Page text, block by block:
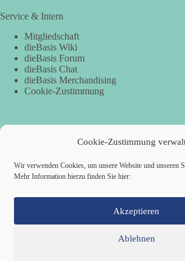
Cookie-Zustimmung
Wir verwenden Cookies, um unsere Website und unseren
Mehr Information hierzu finden Sie hier:
Akzeptieren
Ablehnen
Service & Intern
Mitgliedschaft
dieBasis Wiki
dieBasis Forum
dieBasis Chat
dieBasis Merchandising
Cookie-Zustimmung
Spenden
dieBasis Kreisverband Würzburg
IBAN: DE28 7905 0000 0049 4773 00